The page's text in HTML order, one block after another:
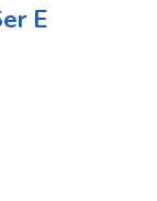
E​